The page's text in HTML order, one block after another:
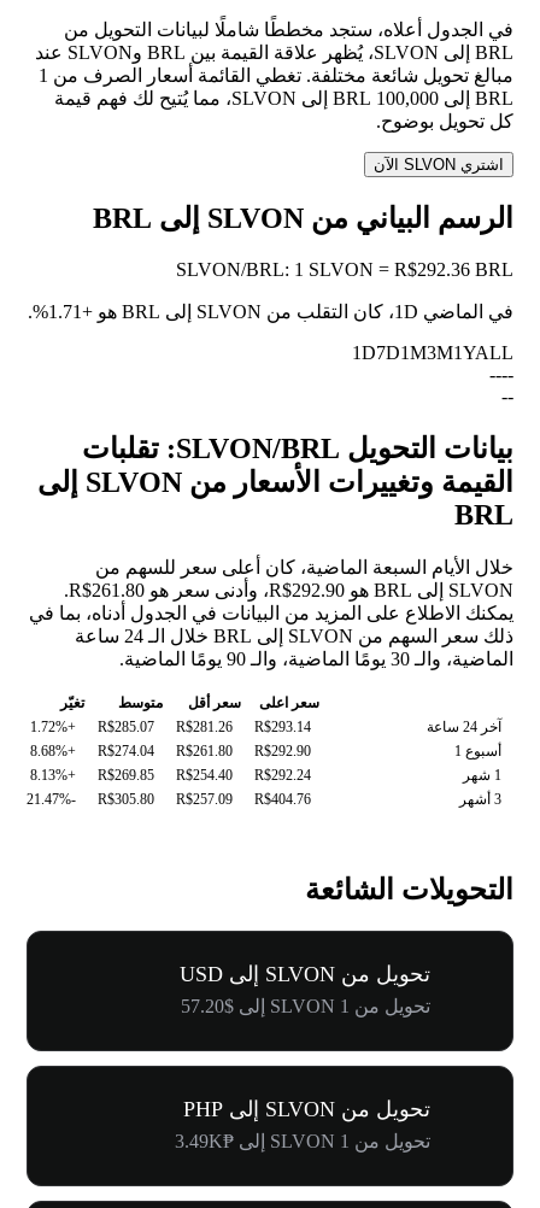
في الجدول أعلاه، ستجد مخططًا شاملًا لبيانات التحويل من
BRL إلى SLVON، يُظهر علاقة القيمة بين BRL وSLVON عند
مبالغ تحويل شائعة مختلفة. تغطي القائمة أسعار الصرف من 1
BRL إلى 100,000 BRL إلى SLVON، مما يُتيح لك فهم قيمة
كل تحويل بوضوح.
اشتري SLVON الآن
الرسم البياني من SLVON إلى BRL
SLVON/BRL: 1 SLVON = R$292.36 BRL
في الماضي 1D، كان التقلب من SLVON إلى BRL هو +1.71%
.
1D7D1M3M1YALL
--
--
--
بيانات التحويل SLVON/BRL: تقلبات
القيمة وتغييرات الأسعار من SLVON إلى
BRL
خلال الأيام السبعة الماضية، كان أعلى سعر للسهم من
SLVON إلى BRL هو R$292.90، وأدنى سعر هو R$261.80.
يمكنك الاطلاع على المزيد من البيانات في الجدول أدناه، بما في
ذلك سعر السهم من SLVON إلى BRL خلال الـ 24 ساعة
الماضية، والـ 30 يومًا الماضية، والـ 90 يومًا الماضية.
سعر اعلى سعر أقل متوسط
تغيّر
آخر 24 ساعة
R$293.14
R$281.26
R$285.07
+1.72%
أسبوع 1
R$292.90
R$261.80
R$274.04
+8.68%
1 شهر
R$292.24
R$254.40
R$269.85
+8.13%
3 أشهر
R$404.76
R$257.09
R$305.80
-21.47%
التحويلات الشائعة
تحويل من SLVON إلى USD
تحويل من 1 SLVON إلى $57.20
تحويل من SLVON إلى PHP
تحويل من 1 SLVON إلى ₱3.49K